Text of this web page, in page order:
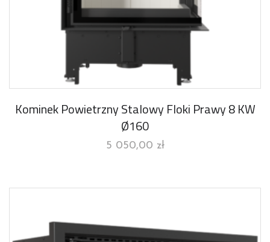
Kominek Powietrzny Stalowy Floki Prawy 8 KW
Ø160
5 050,00 zł